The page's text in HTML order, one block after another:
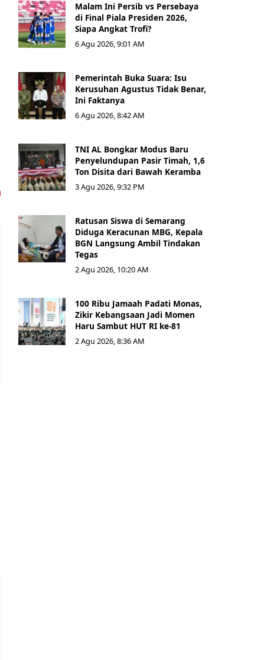
Malam Ini Persib vs Persebaya
di Final Piala Presiden 2026,
Siapa Angkat Trofi?
6 Agu 2026, 9:01 AM
Pemerintah Buka Suara: Isu
Kerusuhan Agustus Tidak Benar,
Ini Faktanya
6 Agu 2026, 8:42 AM
TNI AL Bongkar Modus Baru
Penyelundupan Pasir Timah, 1,6
Ton Disita dari Bawah Keramba
3 Agu 2026, 9:32 PM
Ratusan Siswa di Semarang
Diduga Keracunan MBG, Kepala
BGN Langsung Ambil Tindakan
Tegas
2 Agu 2026, 10:20 AM
100 Ribu Jamaah Padati Monas,
Zikir Kebangsaan Jadi Momen
Haru Sambut HUT RI ke-81
2 Agu 2026, 8:36 AM